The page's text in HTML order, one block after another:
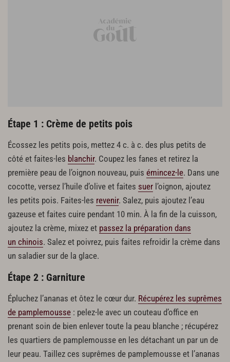
Étape 1 : Crème de petits pois
Écossez les petits pois, mettez 4 c. à c. des plus petits de
côté et faites-les blanchir. Coupez les fanes et retirez la
première peau de l’oignon nouveau, puis émincez-le. Dans une
cocotte, versez l’huile d’olive et faites suer l’oignon, ajoutez
les petits pois. Faites-les revenir. Salez, puis ajoutez l’eau
gazeuse et faites cuire pendant 10 min. À la fin de la cuisson,
ajoutez la crème, mixez et passez la préparation dans
un chinois. Salez et poivrez, puis faites refroidir la crème dans
un saladier sur de la glace.
Étape 2 : Garniture
Épluchez l’ananas et ôtez le cœur dur. Récupérez les suprêmes
de pamplemousse : pelez-le avec un couteau d’office en
prenant soin de bien enlever toute la peau blanche ; récupérez
les quartiers de pamplemousse en les détachant un par un de
leur peau. Taillez ces suprêmes de pamplemousse et l’ananas